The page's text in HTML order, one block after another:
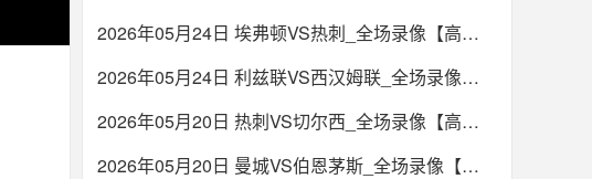
2026年05月24日 埃弗顿VS热刺_全场录像【高清回放】
2026年05月24日 利兹联VS西汉姆联_全场录像【高清回放】
2026年05月20日 热刺VS切尔西_全场录像【高清回放】
2026年05月20日 曼城VS伯恩茅斯_全场录像【高清回放】